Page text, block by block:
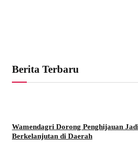
Berita Terbaru
Wamendagri Dorong Penghijauan
Berkelanjutan di Daerah